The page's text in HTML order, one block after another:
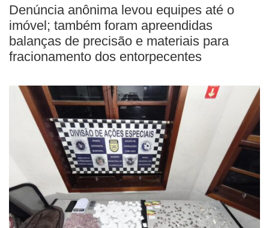
Denúncia anônima levou equipes até o
imóvel; também foram apreendidas
balanças de precisão e materiais para
fracionamento dos entorpecentes